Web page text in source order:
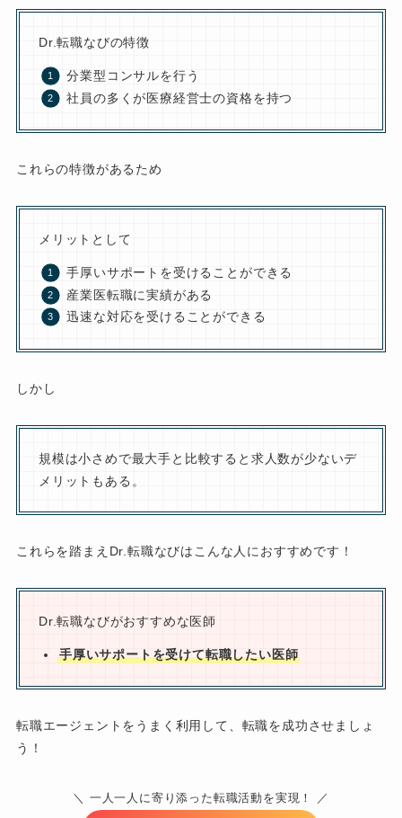
Dr.転職なびの特徴
分業型コンサルを行う
社員の多くが医療経営士の資格を持つ
これらの特徴があるため
メリットとして
手厚いサポートを受けることができる
産業医転職に実績がある
迅速な対応を受けることができる
しかし
規模は小さめで最大手と比較すると求人数が少ないデ
メリットもある。
これらを踏まえDr.転職なびはこんな人におすすめです！
Dr.転職なびがおすすめな医師
手厚いサポートを受けて転職したい医師
転職エージェントをうまく利用して、転職を成功させましょ
う！
＼ 一人一人に寄り添った転職活動を実現！ ／